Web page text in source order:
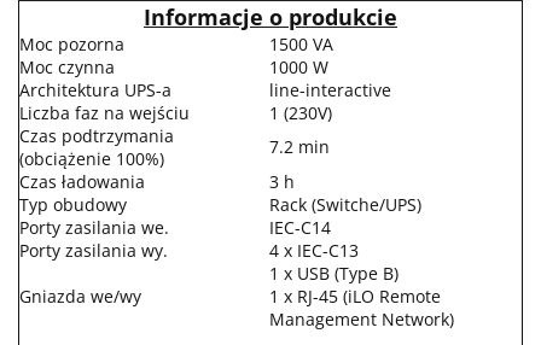
Informacje o produkcie
Moc pozorna
1500 VA
Moc czynna
1000 W
Architektura UPS-a
line-interactive
Liczba faz na wejściu
1 (230V)
Czas podtrzymania
(obciążenie 100%)
7.2 min
Czas ładowania
3 h
Typ obudowy
Rack (Switche/UPS)
Porty zasilania we.
IEC-C14
Porty zasilania wy.
4 x IEC-C13
Gniazda we/wy
1 x USB (Type B)
1 x RJ-45 (iLO Remote
Management Network)